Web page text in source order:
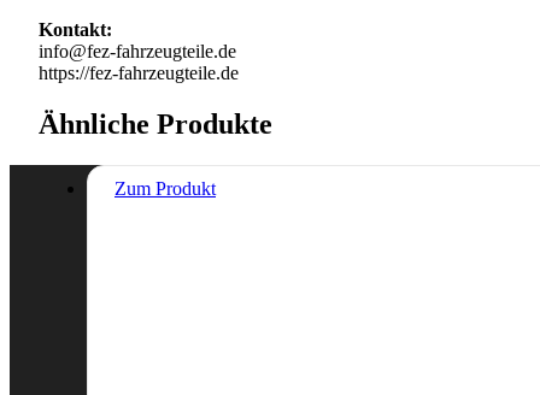
Kontakt:
info@fez-fahrzeugteile.de
https://fez-fahrzeugteile.de
Ähnliche Produkte
Zum Produkt